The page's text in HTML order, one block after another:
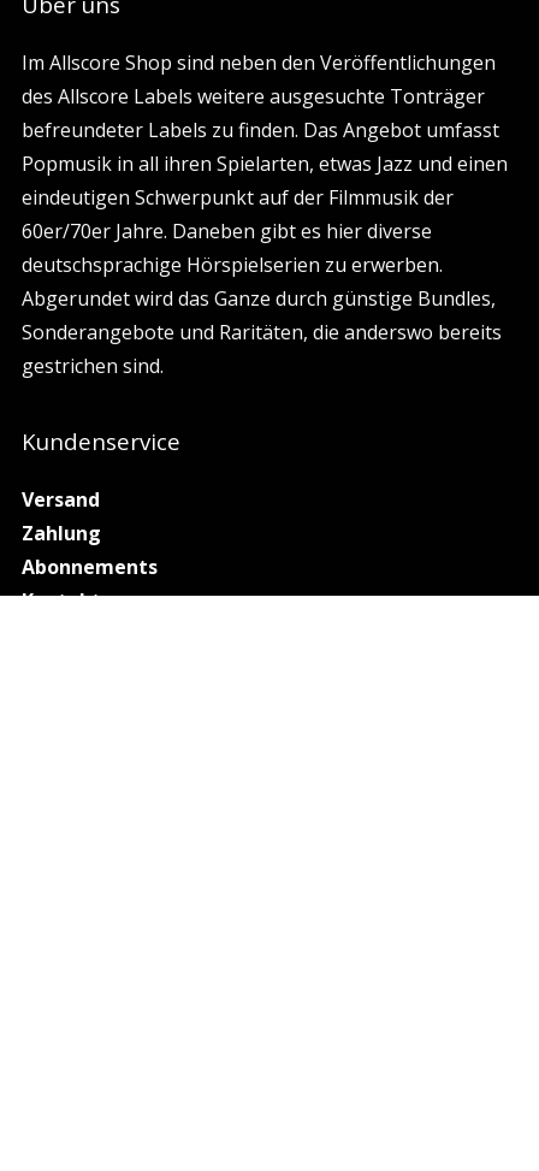
Im Allscore Shop sind neben den Veröffentlichungen
des Allscore Labels weitere ausgesuchte Tonträger
befreundeter Labels zu finden. Das Angebot umfasst
Popmusik in all ihren Spielarten, etwas Jazz und einen
eindeutigen Schwerpunkt auf der Filmmusik der
60er/70er Jahre. Daneben gibt es hier diverse
deutschsprachige Hörspielserien zu erwerben.
Abgerundet wird das Ganze durch günstige Bundles,
Sonderangebote und Raritäten, die anderswo bereits
gestrichen sind.
Kundenservice
Versand
Zahlung
Abonnements
Kontakt